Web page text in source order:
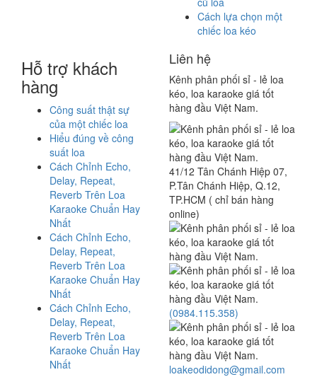
Cách lựa chọn một
chiếc loa kéo
Hỗ trợ khách
hàng
Công suất thật sự
của một chiếc loa
Hiểu đúng về công
suất loa
Cách Chỉnh Echo,
Delay, Repeat,
Reverb Trên Loa
Karaoke Chuẩn Hay
Nhất
Cách Chỉnh Echo,
Delay, Repeat,
Reverb Trên Loa
Karaoke Chuẩn Hay
Nhất
Cách Chỉnh Echo,
Delay, Repeat,
Reverb Trên Loa
Karaoke Chuẩn Hay
Nhất
Liên hệ
Kênh phân phối sỉ - lẻ loa
kéo, loa karaoke giá tốt
hàng đầu Việt Nam.
41/12 Tân Chánh Hiệp 07,
P.Tân Chánh Hiệp, Q.12,
TP.HCM ( chỉ bán hàng
online)
(0984.115.358)
loakeodidong@gmail.com